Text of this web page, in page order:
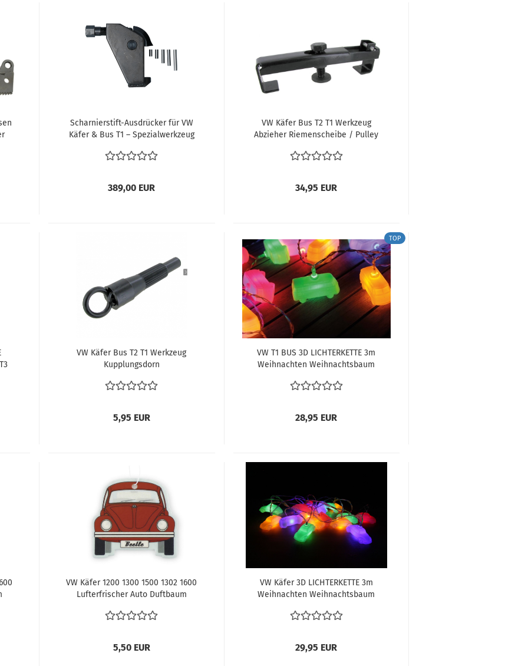
Scharnierstift-Ausdrücker für VW
Käfer & Bus T1 – Spezialwerkzeug
Ausdrücker Türbolzen entfernen
389,00 EUR
VW Käfer Bus T2 T1 Werkzeug
Abzieher Riemenscheibe / Pulley
Restaurierung
34,95 EUR
VW Käfer Bus T2 T1 Werkzeug
Kupplungsdorn
Zentrierdorn
Restaurierung
5,95 EUR
TOP
VW T1 BUS 3D LICHTERKETTE 3m
Weihnachten Weihnachtsbaum
GESCHENKBOX - BUNT
28,95 EUR
VW Käfer 1200 1300 1500 1302 1600
Lufterfrischer Auto Duftbaum
LUFTERFRISCHER - Melone/rot
5,50 EUR
VW Käfer 3D LICHTERKETTE 3m
Weihnachten Weihnachtsbaum
GESCHENKBOX - BUNT
29,95 EUR